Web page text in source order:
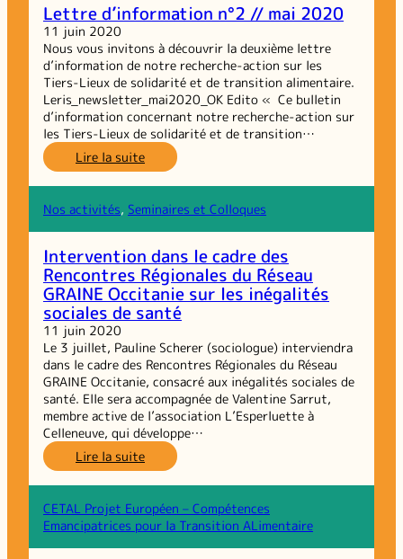
projet
EDAP
Lettre d’information n°2 // mai 2020
11 juin 2020
Nous vous invitons à découvrir la deuxième lettre
d’information de notre recherche-action sur les
Tiers-Lieux de solidarité et de transition alimentaire.
Leris_newsletter_mai2020_OK Edito « Ce bulletin
d’information concernant notre recherche-action sur
les Tiers-Lieux de solidarité et de transition…
Lire la suite:
Lettre
d’information
n°2
2020
Nos activités, Seminaires et Colloques
Intervention dans le cadre des
Rencontres Régionales du Réseau
GRAINE Occitanie sur les inégalités
sociales de santé
11 juin 2020
Le 3 juillet, Pauline Scherer (sociologue) interviendra
dans le cadre des Rencontres Régionales du Réseau
GRAINE Occitanie, consacré aux inégalités sociales de
santé. Elle sera accompagnée de Valentine Sarrut,
membre active de l’association L’Esperluette à
Celleneuve, qui développe…
Lire la suite:
Intervention
dans
le
cadre
CETAL Projet Européen – Compétences
Emancipatrices pour la Transition ALimentaire